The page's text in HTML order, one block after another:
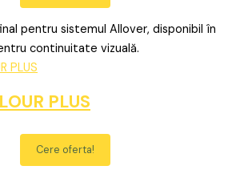
pentru sistemul Allover, disponibil în
continuitate vizuală.
PLUS
Cere oferta!